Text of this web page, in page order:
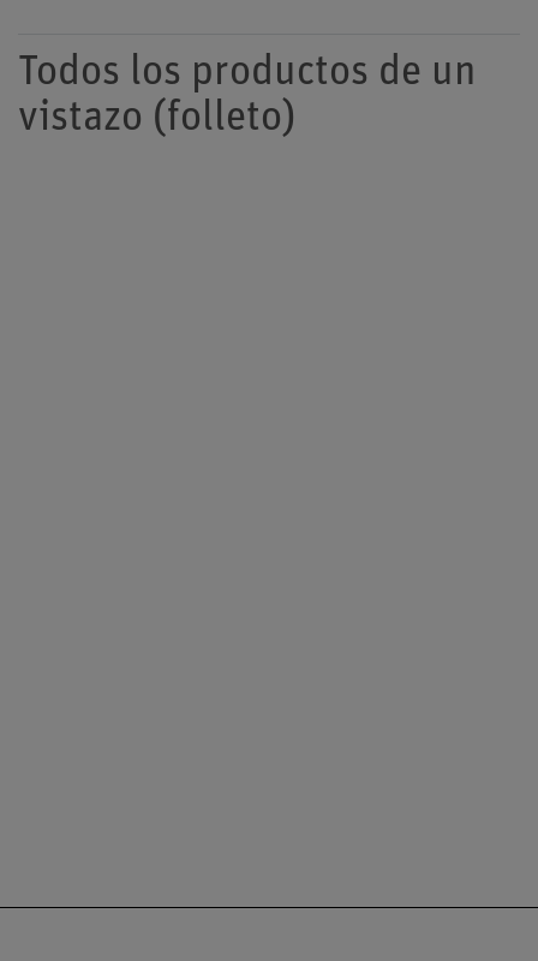
Todos los productos de un
vistazo (folleto)